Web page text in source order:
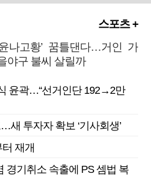
스포츠 +
윤나고황’ 꿈틀댄다…거인 가
야구 불씨 살릴까
윤곽…“선거인단 192→2만
새 투자자 확보 ‘기사회생’
재개
기취소 속출에 PS 셈법 복